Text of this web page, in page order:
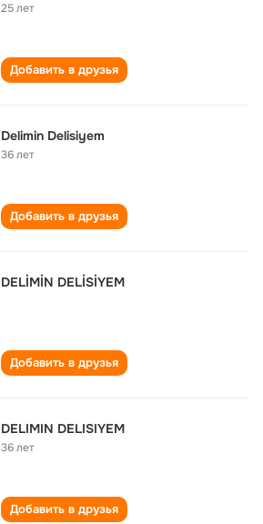
25 лет
Добавить в друзья
Delimin Delisiyem
36 лет
Добавить в друзья
DELİMİN DELİSİYEM
Добавить в друзья
DELIMIN DELISIYEM
36 лет
Добавить в друзья